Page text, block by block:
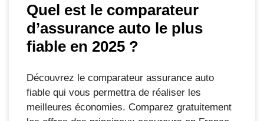
Quel est le comparateur
d’assurance auto le plus
fiable en 2025 ?
Découvrez le comparateur assurance auto
fiable qui vous permettra de réaliser les
meilleures économies. Comparez gratuitement